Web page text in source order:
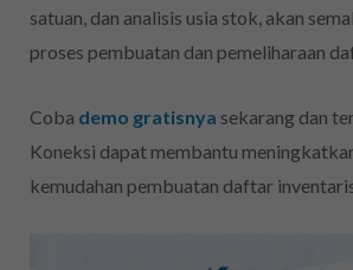
satuan, dan analisis usia stok, akan
proses pembuatan dan pemeliharaan
Coba demo gratisnya sekarang dan
Koneksi dapat membantu
kemudahan pembuatan daftar